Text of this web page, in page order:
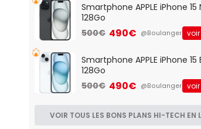
Smartphone APPLE iPhone 15
128Go
500€ 490€ @Boulanger
Smartphone APPLE iPhone 15
128Go
500€ 490€ @Boulanger
VOIR TOUS LES BONS PLANS HI-TECH EN